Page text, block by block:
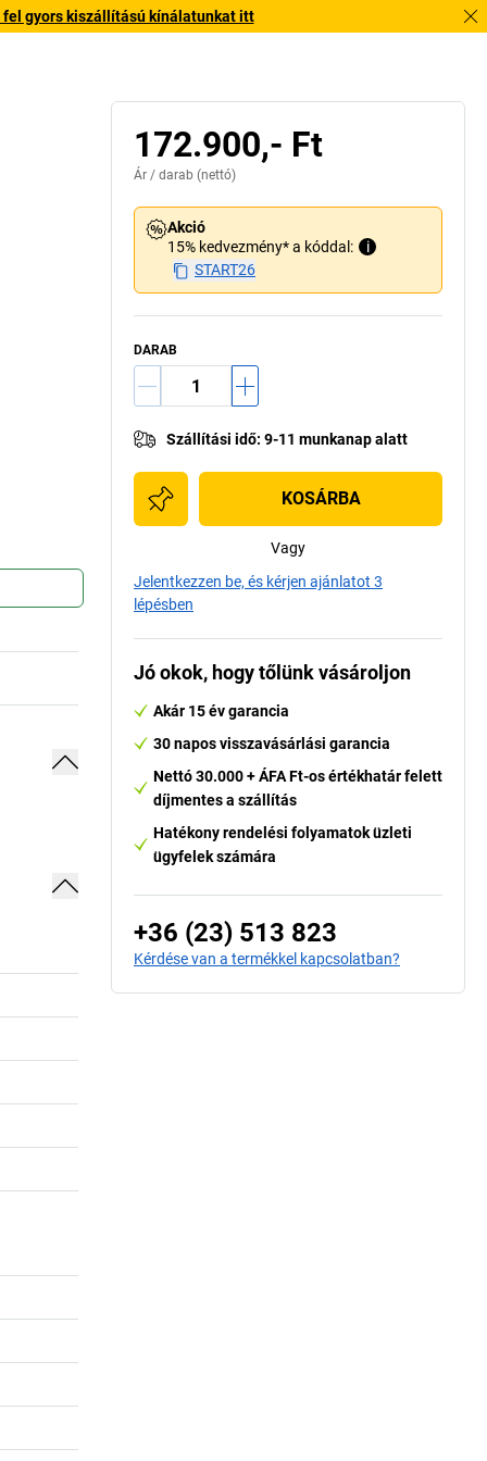
fel gyors kiszállítású kínálatunkat itt
172.900,- Ft
Ár / darab (nettó)
Akció
15% kedvezmény* a kóddal:
i
START26
DARAB
Szállítási idő: 9-11 munkanap alatt
KOSÁRBA
Vagy
Jelentkezzen be, és kérjen ajánlatot 3
lépésben
Jó okok, hogy tőlünk vásároljon
Akár 15 év garancia
30 napos visszavásárlási garancia
Nettó 30.000 + ÁFA Ft-os értékhatár felett
díjmentes a szállítás
Hatékony rendelési folyamatok üzleti
ügyfelek számára
+36 (23) 513 823
Kérdése van a termékkel kapcsolatban?